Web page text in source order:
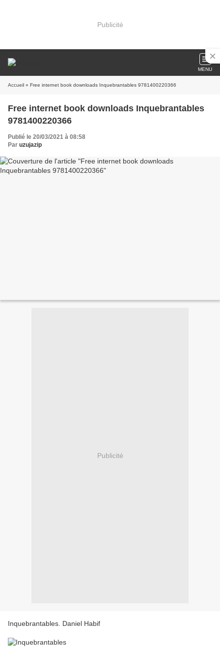
Publicité
MENU
Accueil » Free internet book downloads Inquebrantables 9781400220366
Free internet book downloads Inquebrantables
9781400220366
Publié le 20/03/2021 à 08:58
Par uzujazip
Publicité
Inquebrantables. Daniel Habif